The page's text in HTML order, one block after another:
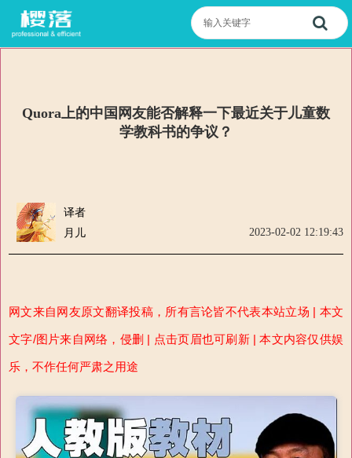
Quora上的中国网友能否解释一下最近关于儿童数
学教科书的争议？
译者
月儿
2023-02-02 12:19:43
网文来自网友原文翻译投稿，所有言论皆不代表本站立场 | 本文
文字/图片来自网络，侵删 | 点击页眉也可刷新 | 本文内容仅供娱
乐，不作任何严肃之用途